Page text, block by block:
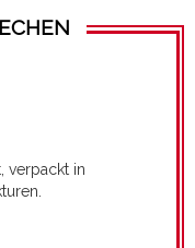
verpackt in